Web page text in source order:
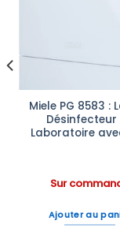
Miele PG 8583 :
Désinfecteur
Laboratoire
Sur
Ajouter au